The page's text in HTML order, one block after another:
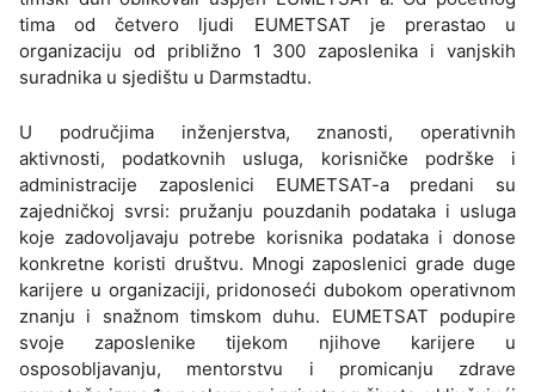
tima od četvero ljudi EUMETSAT je prerastao u
organizaciju od približno 1 300 zaposlenika i vanjskih
suradnika u sjedištu u Darmstadtu.
U područjima inženjerstva, znanosti, operativnih
aktivnosti, podatkovnih usluga, korisničke podrške i
administracije zaposlenici EUMETSAT-a predani su
zajedničkoj svrsi: pružanju pouzdanih podataka i usluga
koje zadovoljavaju potrebe korisnika podataka i donose
konkretne koristi društvu. Mnogi zaposlenici grade duge
karijere u organizaciji, pridonoseći dubokom operativnom
znanju i snažnom timskom duhu. EUMETSAT podupire
svoje zaposlenike tijekom njihove karijere u
osposobljavanju, mentorstvu i promicanju zdrave